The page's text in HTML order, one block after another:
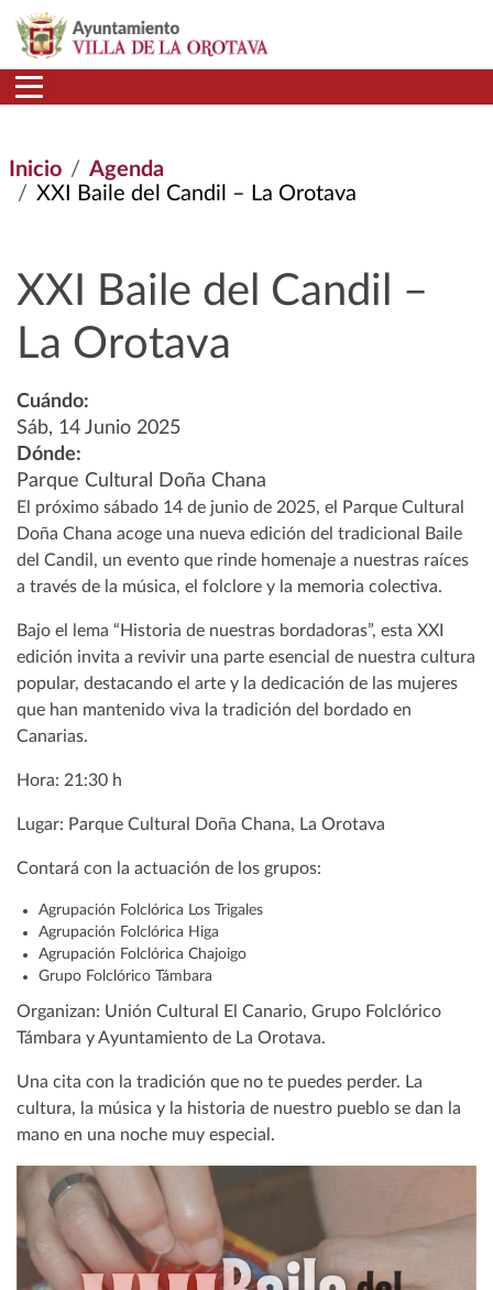
Pasar al contenido principal
Inicio
Agenda
XXI Baile del Candil – La Orotava
XXI Baile del Candil –
La Orotava
Cuándo:
Sáb, 14 Junio 2025
Dónde:
Parque Cultural Doña Chana
El próximo sábado 14 de junio de 2025, el Parque Cultural
Doña Chana acoge una nueva edición del tradicional Baile
del Candil, un evento que rinde homenaje a nuestras raíces
a través de la música, el folclore y la memoria colectiva.
Bajo el lema “Historia de nuestras bordadoras”, esta XXI
edición invita a revivir una parte esencial de nuestra cultura
popular, destacando el arte y la dedicación de las mujeres
que han mantenido viva la tradición del bordado en
Canarias.
Hora: 21:30 h
Lugar: Parque Cultural Doña Chana, La Orotava
Contará con la actuación de los grupos:
Agrupación Folclórica Los Trigales
Agrupación Folclórica Higa
Agrupación Folclórica Chajoigo
Grupo Folclórico Támbara
Organizan: Unión Cultural El Canario, Grupo Folclórico
Támbara y Ayuntamiento de La Orotava.
Una cita con la tradición que no te puedes perder. La
cultura, la música y la historia de nuestro pueblo se dan la
mano en una noche muy especial.